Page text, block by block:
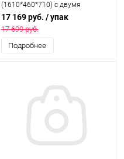
(1610*460*710) с двумя
дверками МДФ со стеклами по
краям, бук в коробке , ПВХ
17 169 руб. / упак
17 699 руб.
Подробнее